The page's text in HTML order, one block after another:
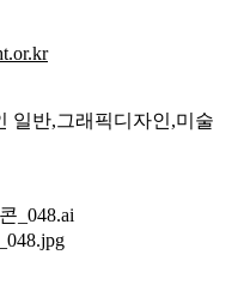
일반,그래픽디자인,미술
_048.ai